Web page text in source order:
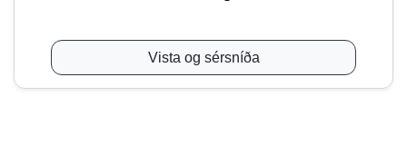
Vista og sérsníða